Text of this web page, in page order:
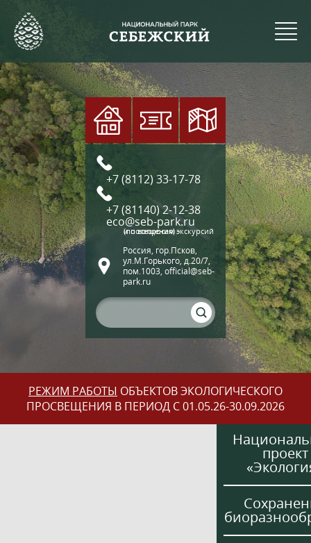
+7 (8112) 33-17-78
+7 (81140) 2-12-38
eco@seb-park.ru
(по вопросам экскурсий и посещения)
Россия, гор.Псков,
ул.М.Горького, д.20/7,
пом.1003, official@seb-
park.ru
РЕЖИМ РАБОТЫ ОБЪЕКТОВ ЭКОЛОГИЧЕСКОГО
ПРОСВЕЩЕНИЯ В ПЕРИОД С 01.05.26-30.09.2026
проект